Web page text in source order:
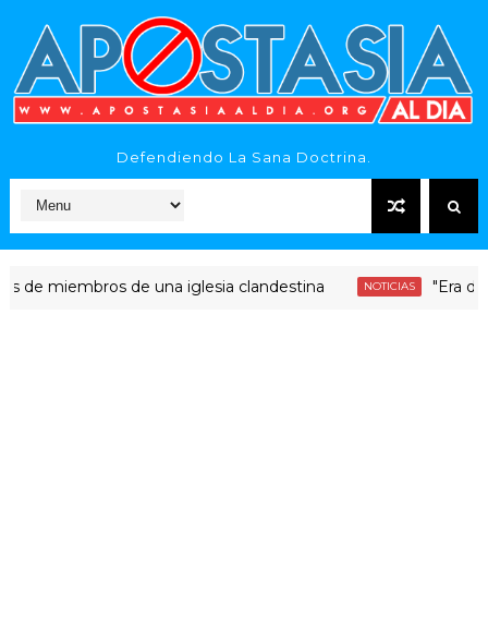
Defendiendo La Sana Doctrina.
de una iglesia clandestina NOTICIAS "Era dinero